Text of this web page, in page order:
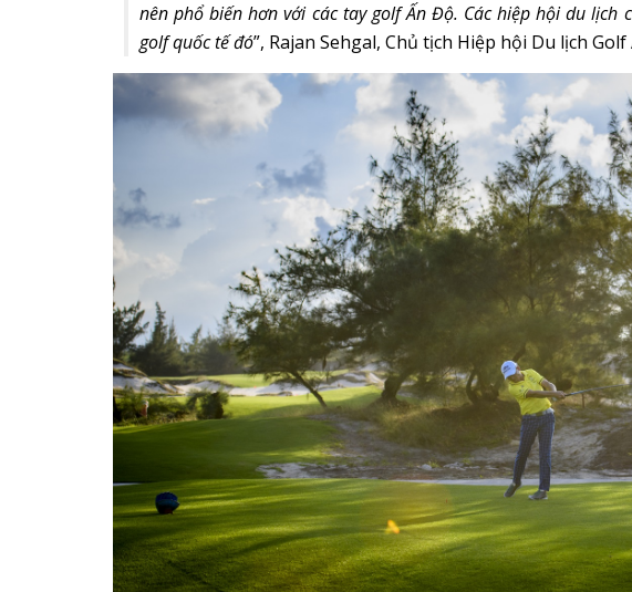
nên phổ biến hơn với các tay golf Ấn Độ. Các hiệp hội du
golf quốc tế đó”, Rajan Sehgal, Chủ tịch Hiệp hội Du lịch